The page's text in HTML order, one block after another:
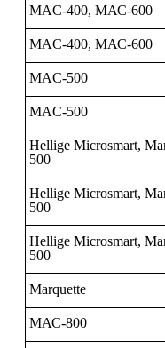
MAC-400, МАС-600
MAC-400, МАС-600
MAC-500
MAC-500
Hellige Microsmart,
500
Hellige Microsmart,
500
Hellige Microsmart,
500
Marquette
МАС-800